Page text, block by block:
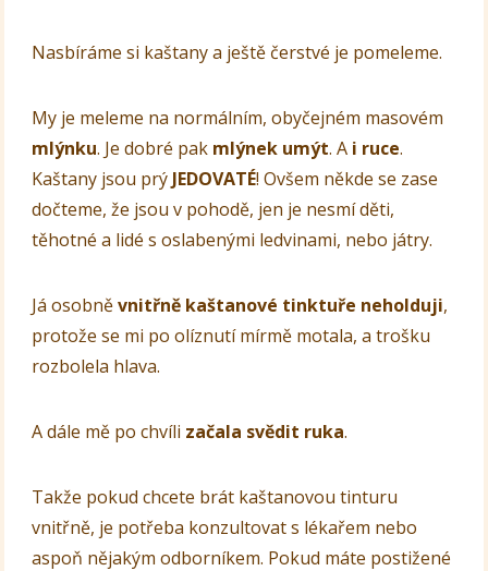
Nasbíráme si kaštany a ještě čerstvé je pomeleme.
My je meleme na normálním, obyčejném masovém
mlýnku. Je dobré pak mlýnek umýt. A i ruce.
Kaštany jsou prý JEDOVATÉ! Ovšem někde se zase
dočteme, že jsou v pohodě, jen je nesmí děti,
těhotné a lidé s oslabenými ledvinami, nebo játry.
Já osobněvnitřně kaštanové tinktuře neholduji,
protože se mi po olíznutí mírmě motala, a trošku
rozbolela hlava.
A dále mě po chvíli začala svědit ruka.
Takže pokud chcete brát kaštanovou tinturu
vnitřně, je potřeba konzultovat s lékařem nebo
aspoň nějakým odborníkem. Pokud máte postižené